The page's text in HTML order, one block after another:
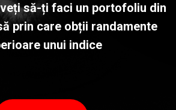
să-ți faci un portofoliu din
prin care obții randamente
unui indice